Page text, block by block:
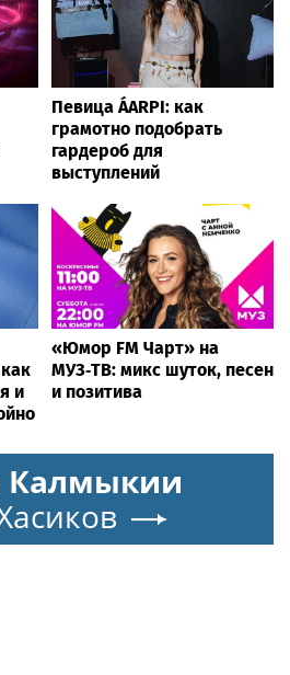
Певица ÁARPI: как
грамотно подобрать
гардероб для
выступлений
и
«Юмор FM Чарт» на
МУЗ‑ТВ: микс шуток, песен
и позитива
Калмыкии